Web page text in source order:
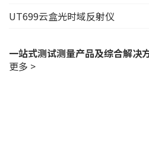
UT699云盒光时域反射仪
一站式测试测量产品及综合解决
更多 >